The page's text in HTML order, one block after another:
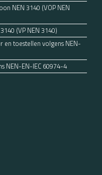
NEN 3140 (VOP NEN
(VP NEN 3140)
en toestellen volgens NEN-
NEN-EN-IEC 60974-4